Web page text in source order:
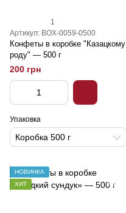
1
Артикул: BOX-0059-0500
Конфеты в коробке "Казацкому
роду" — 500 г
200 грн
Упаковка
Коробка 500 г
НОВИНКА
ХИТ